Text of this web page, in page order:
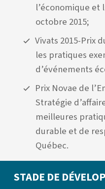
l’économique et
octobre 2015;
Vivats 2015-Prix
les pratiques
d’événements
Prix Novae de
Stratégie
meilleures
durable et de
Québec.
STADE DE